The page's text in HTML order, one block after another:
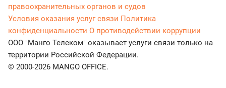
правоохранительных органов и судов
Условия оказания услуг связи Политика
конфиденциальности О противодействии коррупции
ООО "Манго Телеком" оказывает услуги связи только на
территории Российской Федерации.
© 2000-2026 MANGO OFFICE.